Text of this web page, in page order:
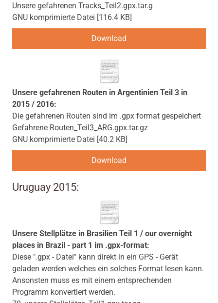
Unsere gefahrenen Tracks_Teil2.gpx.tar.g
GNU komprimierte Datei 116.4 KB
Download
Unsere gefahrenen Routen in Argentinien Teil 3 in
2015 / 2016:
Die gefahrenen Routen sind im .gpx format gespeichert
Gefahrene Routen_Teil3_ARG.gpx.tar.gz
GNU komprimierte Datei 40.2 KB
Download
Uruguay 2015:
Unsere Stellplätze in Brasilien Teil 1 / our overnight
places in Brazil - part 1 im .gpx-format:
Diese ".gpx - Datei" kann direkt in ein GPS - Gerät
geladen werden welches ein solches Format lesen kann.
Ansonsten muss es mit einem entsprechenden
Programm konvertiert werden.